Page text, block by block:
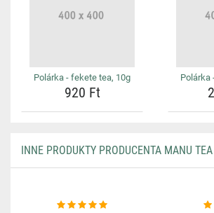
Polárka - fekete tea, 10g
920 Ft
Polárka
INNE PRODUKTY PRODUCENTA MANU TEA